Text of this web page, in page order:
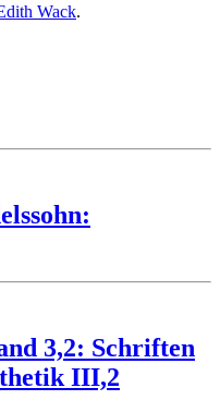
Wack.
3,2: Schriften
III,2